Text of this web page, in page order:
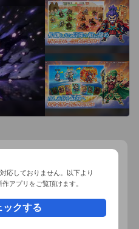
リ
応しておりません。以下より
アプリをご覧頂けます。
ックする